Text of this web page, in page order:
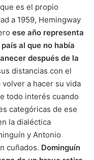
es el propio
a 1959, Hemingway
ese año representa
al que no había
después de la
distancias con el
a hacer su vida
todo interés cuando
categóricas de ese
la dialéctica
y Antonio
cuñados. Dominguín